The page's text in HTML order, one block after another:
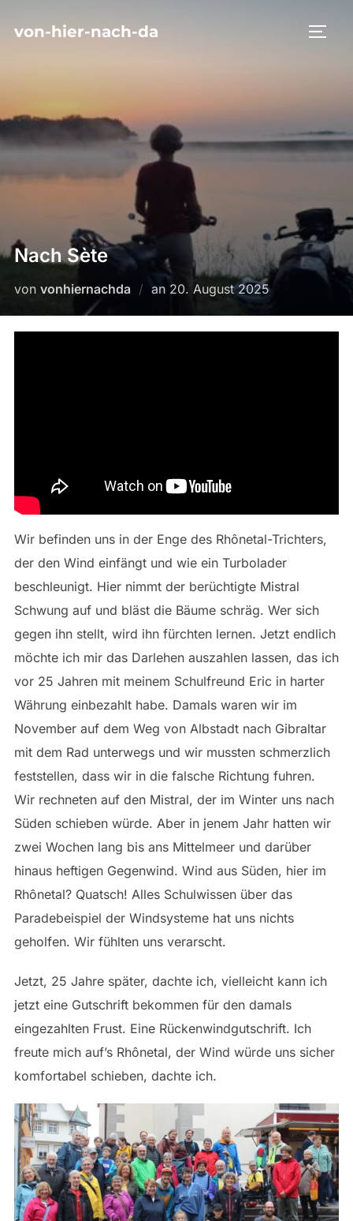
Inhaltvon-hier-nach-da
Nach Sète
von vonhiernachda an Veröffentlicht
20. August 2025
Wir befinden uns in der Enge des Rhônetal-Trichters,
der den Wind einfängt und wie ein Turbolader
beschleunigt. Hier nimmt der berüchtigte Mistral
Schwung auf und bläst die Bäume schräg. Wer sich
gegen ihn stellt, wird ihn fürchten lernen. Jetzt endlich
möchte ich mir das Darlehen auszahlen lassen, das ich
vor 25 Jahren mit meinem Schulfreund Eric in harter
Währung einbezahlt habe. Damals waren wir im
November auf dem Weg von Albstadt nach Gibraltar
mit dem Rad unterwegs und wir mussten schmerzlich
feststellen, dass wir in die falsche Richtung fuhren.
Wir rechneten auf den Mistral, der im Winter uns nach
Süden schieben würde. Aber in jenem Jahr hatten wir
zwei Wochen lang bis ans Mittelmeer und darüber
hinaus heftigen Gegenwind. Wind aus Süden, hier im
Rhônetal? Quatsch! Alles Schulwissen über das
Paradebeispiel der Windsysteme hat uns nichts
geholfen. Wir fühlten uns verarscht.
Jetzt, 25 Jahre später, dachte ich, vielleicht kann ich
jetzt eine Gutschrift bekommen für den damals
eingezahlten Frust. Eine Rückenwindgutschrift. Ich
freute mich auf’s Rhônetal, der Wind würde uns sicher
komfortabel schieben, dachte ich.